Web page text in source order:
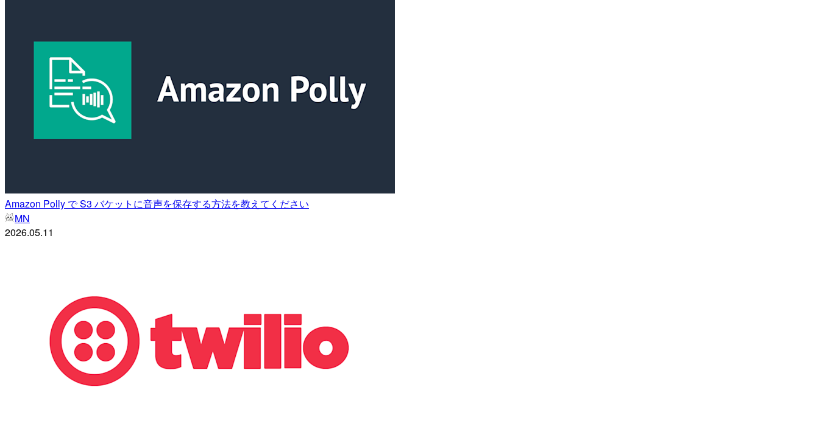
Amazon Polly で S3 バケットに音声を保存する方法を教えてください
MN
2026.05.11